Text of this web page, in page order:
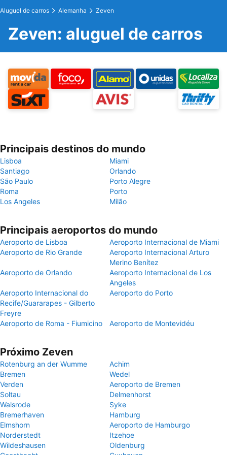
Aluguel de carros Alemanha Zeven
Zeven: aluguel de carros
Principais destinos do mundo
Lisboa
Miami
Santiago
Orlando
São Paulo
Porto Alegre
Roma
Porto
Los Angeles
Milão
Principais aeroportos do mundo
Aeroporto de Lisboa
Aeroporto Internacional de Miami
Aeroporto de Rio Grande
Aeroporto Internacional Arturo
Merino Benítez
Aeroporto de Orlando
Aeroporto Internacional de Los
Angeles
Aeroporto Internacional do
Recife/Guararapes - Gilberto
Freyre
Aeroporto do Porto
Aeroporto de Roma - Fiumicino Aeroporto de Montevidéu
Próximo Zeven
Rotenburg an der Wumme
Achim
Bremen
Wedel
Verden
Aeroporto de Bremen
Soltau
Delmenhorst
Walsrode
Syke
Bremerhaven
Hamburg
Elmshorn
Aeroporto de Hamburgo
Norderstedt
Itzehoe
Wildeshausen
Oldenburg